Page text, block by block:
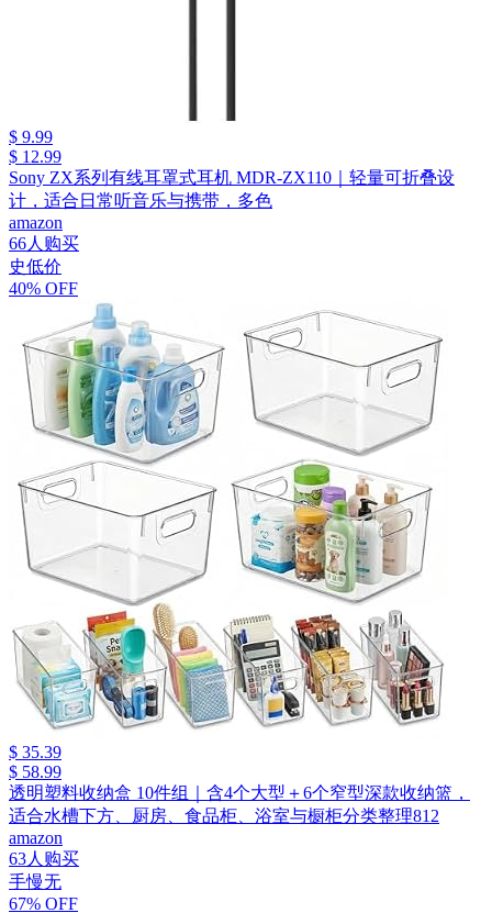
$ 9.99
$ 12.99
Sony ZX系列有线耳罩式耳机 MDR-ZX110｜轻量可折叠设
计，适合日常听音乐与携带，多色
amazon
66人购买
史低价
40% OFF
$ 35.39
$ 58.99
透明塑料收纳盒 10件组｜含4个大型＋6个窄型深款收纳篮，
适合水槽下方、厨房、食品柜、浴室与橱柜分类整理812
amazon
63人购买
手慢无
67% OFF